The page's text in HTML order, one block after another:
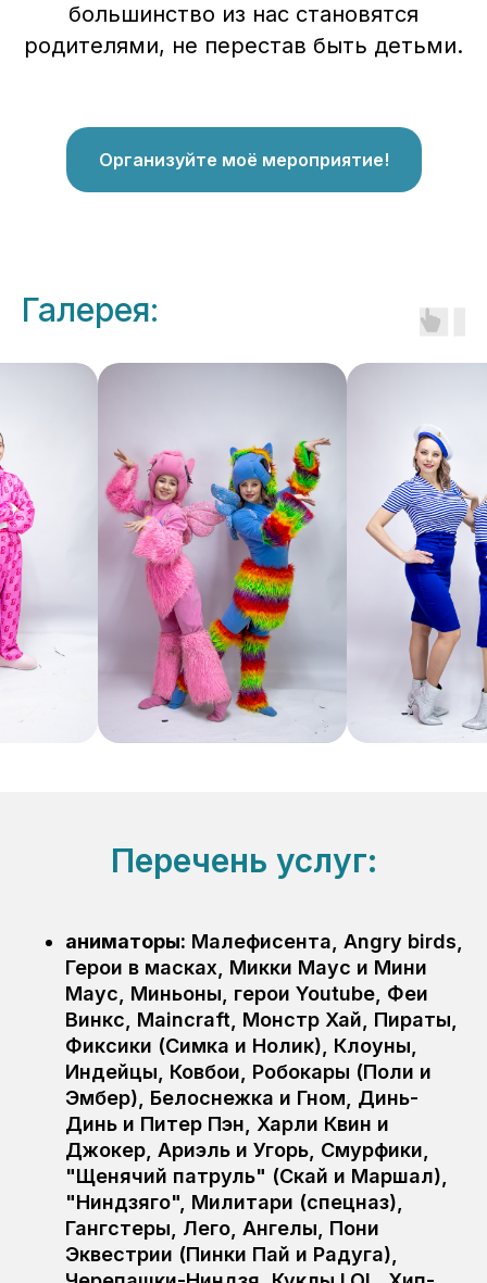
большинство из нас становятся
родителями, не перестав быть детьми.
Организуйте моё мероприятие!
Галерея:
Перечень услуг:
аниматоры: Малефисента, Angry birds,
Герои в масках, Микки Маус и Мини
Маус, Миньоны, герои Youtube, Феи
Винкс, Maincraft, Монстр Хай, Пираты,
Фиксики (Симка и Нолик), Клоуны,
Индейцы, Ковбои, Робокары (Поли и
Эмбер), Белоснежка и Гном, Динь-
Динь и Питер Пэн, Харли Квин и
Джокер, Ариэль и Угорь, Смурфики,
"Щенячий патруль" (Скай и Маршал),
"Ниндзяго", Милитари (спецназ),
Гангстеры, Лего, Ангелы, Пони
Эквестрии (Пинки Пай и Радуга),